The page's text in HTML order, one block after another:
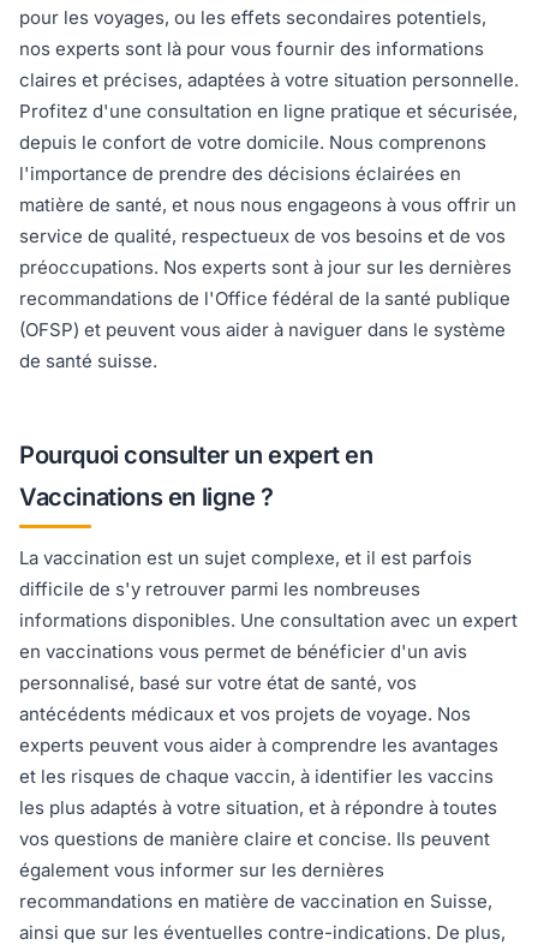
pour les voyages, ou les effets secondaires potentiels,
nos experts sont là pour vous fournir des informations
claires et précises, adaptées à votre situation personnelle.
Profitez d'une consultation en ligne pratique et sécurisée,
depuis le confort de votre domicile. Nous comprenons
l'importance de prendre des décisions éclairées en
matière de santé, et nous nous engageons à vous offrir un
service de qualité, respectueux de vos besoins et de vos
préoccupations. Nos experts sont à jour sur les dernières
recommandations de l'Office fédéral de la santé publique
(OFSP) et peuvent vous aider à naviguer dans le système
de santé suisse.
Pourquoi consulter un expert en
Vaccinations en ligne ?
La vaccination est un sujet complexe, et il est parfois
difficile de s'y retrouver parmi les nombreuses
informations disponibles. Une consultation avec un expert
en vaccinations vous permet de bénéficier d'un avis
personnalisé, basé sur votre état de santé, vos
antécédents médicaux et vos projets de voyage. Nos
experts peuvent vous aider à comprendre les avantages
et les risques de chaque vaccin, à identifier les vaccins
les plus adaptés à votre situation, et à répondre à toutes
vos questions de manière claire et concise. Ils peuvent
également vous informer sur les dernières
recommandations en matière de vaccination en Suisse,
ainsi que sur les éventuelles contre-indications. De plus,